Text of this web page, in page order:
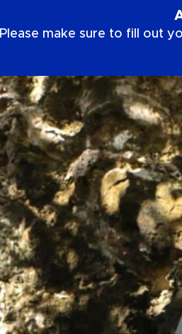
Please make sure to fill out